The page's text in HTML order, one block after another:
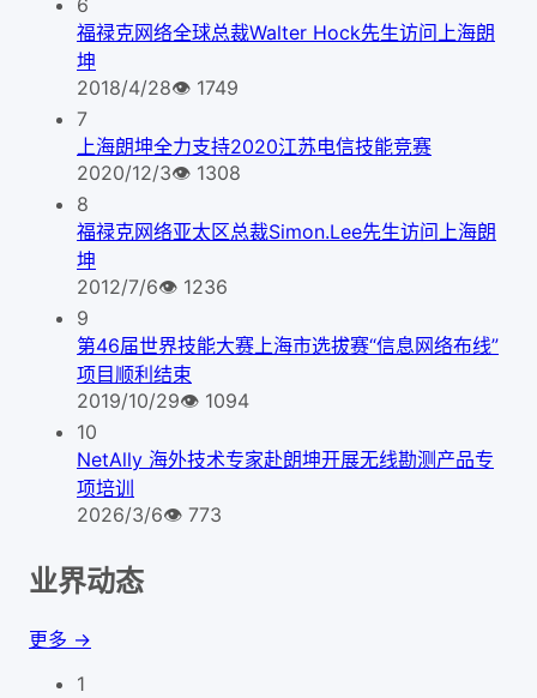
6
福禄克网络全球总裁Walter Hock先生访问上海朗
坤
2018/4/28👁 1749
7
上海朗坤全力支持2020江苏电信技能竞赛
2020/12/3👁 1308
8
福禄克网络亚太区总裁Simon.Lee先生访问上海朗
坤
2012/7/6👁 1236
9
第46届世界技能大赛上海市选拔赛“信息网络布线”
项目顺利结束
2019/10/29👁 1094
10
NetAlly 海外技术专家赴朗坤开展无线勘测产品专
项培训
2026/3/6👁 773
业界动态
更多 →
1